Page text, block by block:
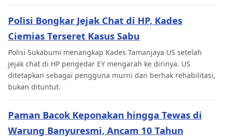
Polisi Bongkar Jejak Chat di HP, Kades
Ciemias Terseret Kasus Sabu
Polisi Sukabumi menangkap Kades Tamanjaya US setelah
jejak chat di HP pengedar EY mengarah ke dirinya. US
ditetapkan sebagai pengguna murni dan berhak rehabilitasi,
bukan dituntut.
Paman Bacok Keponakan hingga Tewas di
Warung Banyuresmi, Ancam 10 Tahun